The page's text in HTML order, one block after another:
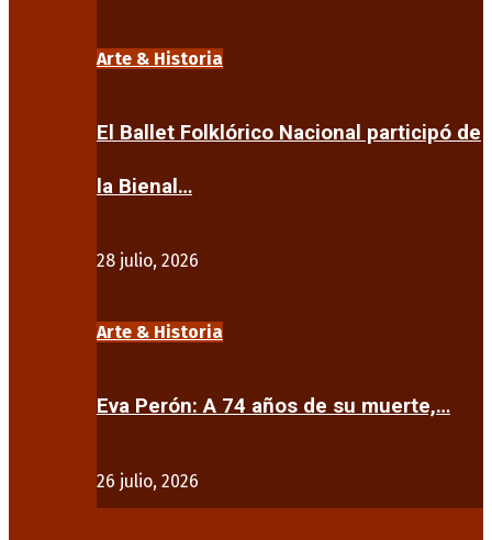
Arte & Historia
El Ballet Folklórico Nacional participó de
la Bienal…
28 julio, 2026
Arte & Historia
Eva Perón: A 74 años de su muerte,…
26 julio, 2026